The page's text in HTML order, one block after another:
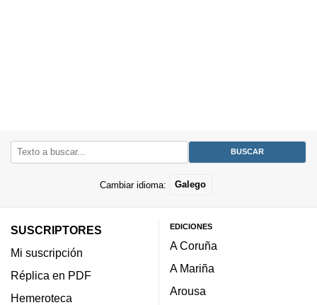
Cambiar idioma: Galego
SUSCRIPTORES
Mi suscripción
Réplica en PDF
Hemeroteca
EDICIONES
A Coruña
A Mariña
Arousa